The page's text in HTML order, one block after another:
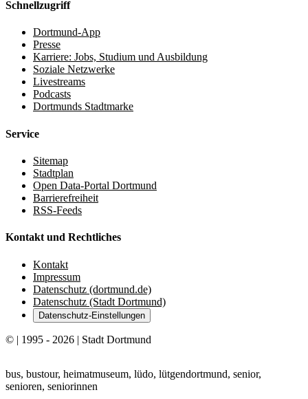
Schnellzugriff
Dortmund-App
Presse
Karriere: Jobs, Studium und Ausbildung
Soziale Netzwerke
Livestreams
Podcasts
Dortmunds Stadtmarke
Service
Sitemap
Stadtplan
Open Data-Portal Dortmund
Barrierefreiheit
RSS-Feeds
Kontakt und Rechtliches
Kontakt
Impressum
Datenschutz (dortmund.de)
Datenschutz (Stadt Dortmund)
Datenschutz-Einstellungen
© | 1995 - 2026 | Stadt Dortmund
bus, bustour, heimatmuseum, lüdo, lütgendortmund, senior,
senioren, seniorinnen